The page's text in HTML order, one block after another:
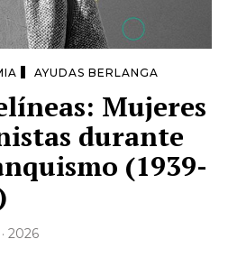
AYUDAS BERLANGA
Mujeres
durante
(1939-
2026